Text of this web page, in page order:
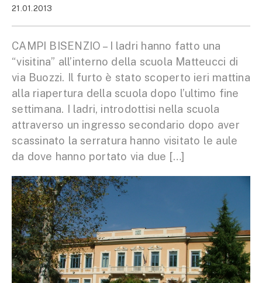
21.01.2013
CAMPI BISENZIO – I ladri hanno fatto una
“visitina” all’interno della scuola Matteucci di
via Buozzi. Il furto è stato scoperto ieri mattina
alla riapertura della scuola dopo l’ultimo fine
settimana. I ladri, introdottisi nella scuola
attraverso un ingresso secondario dopo aver
scassinato la serratura hanno visitato le aule
da dove hanno portato via due […]